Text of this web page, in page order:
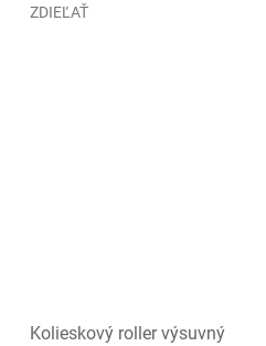
ZDIEĽAŤ
Kolieskový roller výsuvný